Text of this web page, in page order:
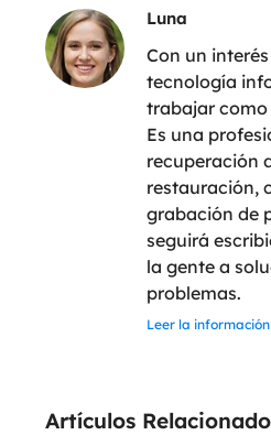
Luna
Con un
tecnología
trabajar como
Es una
recuperación
restauración,
grabación de
seguirá
la gente a
problemas.
Leer la
Artículos